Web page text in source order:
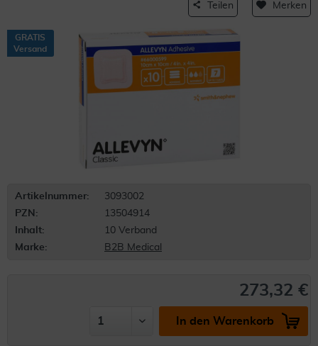
Teilen Merken
GRATIS
Versand
Artikelnummer:
3093002
PZN:
13504914
Inhalt:
10 Verband
Marke:
B2B Medical
273,32 €
In den Warenkorb